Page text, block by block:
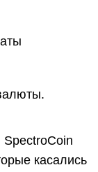
SpectroCoin
касались